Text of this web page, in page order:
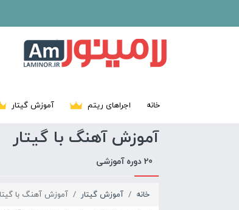
خانه اجراهای ریتم آموزش گیتار
آموزش آهنگ با گیتار
20 دوره آموزشی
خانه آموزش گیتار آموزش آهنگ با